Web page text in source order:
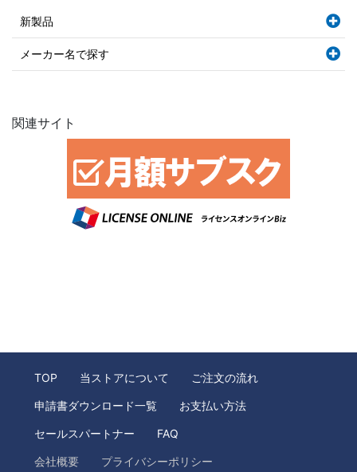
新製品
メーカー名で探す
関連サイト
TOP 当ストアについて ご注文の流れ
申請書ダウンロード一覧 お支払い方法
セールスパートナー FAQ
会社概要 プライバシーポリシー